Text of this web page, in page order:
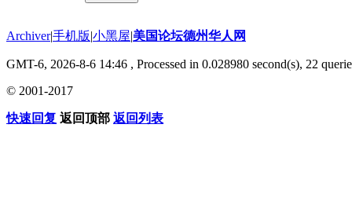
Archiver|手机版|小黑屋|美国论坛德州华人网
GMT-6, 2026-8-6 14:46 , Processed in 0.028980 second(s), 22
© 2001-2017
快速回复 返回顶部 返回列表